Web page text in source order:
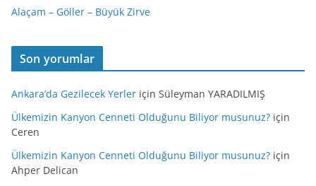
Alaçam – Göller – Büyük Zirve
Son yorumlar
Ankara’da Gezilecek Yerler için Süleyman YARADILMIŞ
Ülkemizin Kanyon Cenneti Olduğunu Biliyor musunuz? için
Ceren
Ülkemizin Kanyon Cenneti Olduğunu Biliyor musunuz? için
Ahper Delican